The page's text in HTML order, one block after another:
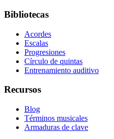
Bibliotecas
Acordes
Escalas
Progresiones
Círculo de quintas
Entrenamiento auditivo
Recursos
Blog
Términos musicales
Armaduras de clave